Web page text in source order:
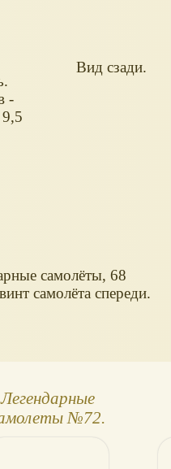
-
Вид сзади.
самолёты, 68
самолёта спереди.
Легендарные
№72.